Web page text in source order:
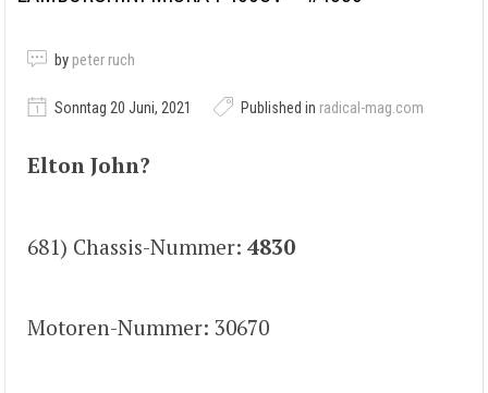
by peter ruch
Sonntag 20 Juni, 2021 Published in radical-mag.com
Elton John?
681) Chassis-Nummer: 4830
Motoren-Nummer: 30670